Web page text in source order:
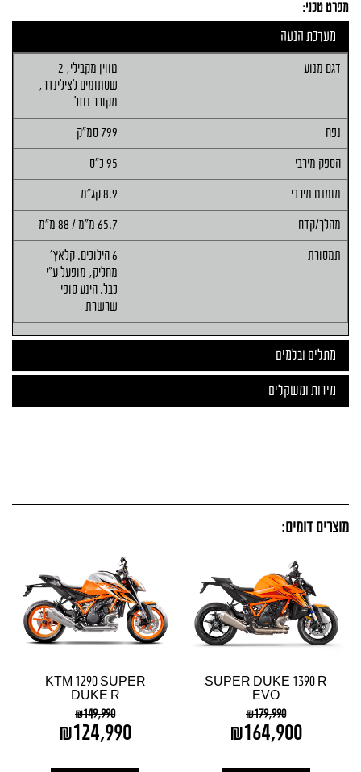
מפרט טכני:
מערכת הנעה
דגם מנוע
טווין מקבילי, 2
שסתומים לצילינדר,
מקורר נוזל
נפח 799 סמ"ק
הספק מירבי 95 כ"ס
מומנט מירבי 8.9 קג"מ
מהלך/קדח 65.7 מ"מ / 88 מ"מ
תמסורת
6 הילוכים. קלאץ'
מחליק, מופעל ע"י
כבל. הינע סופי
שרשרת
מתלים ובלמים
מידות ומשקלים
מוצרים דומים:
SUPER DUKE 1390 R
EVO
₪179,990
₪164,900
KTM 1290 SUPER
DUKE R
₪149,990
₪124,990